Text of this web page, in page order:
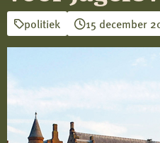
politiek 15 december